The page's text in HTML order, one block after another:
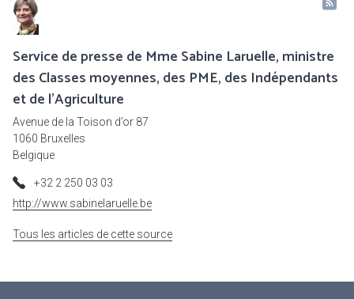
Service de presse de Mme Sabine Laruelle, ministre
des Classes moyennes, des PME, des Indépendants
et de l'Agriculture
Avenue de la Toison d’or 87
1060 Bruxelles
Belgique
+32 2 250 03 03
http://www.sabinelaruelle.be
Tous les articles de cette source